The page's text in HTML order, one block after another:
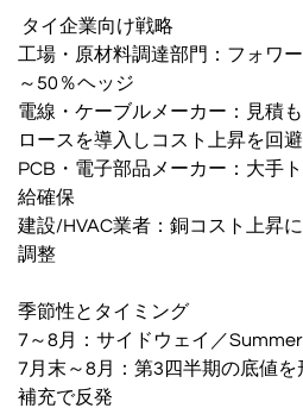
️ タイ企業向け戦略
工場・原材料調達部門：フォワ
～50％ヘッジ
電線・ケーブルメーカー：見積
ロースを導入しコスト上昇を回避
PCB・電子部品メーカー：大手
給確保
建設/HVAC業者：銅コスト上昇
調整
季節性とタイミング
7～8月：サイドウェイ／
7月末～8月：第3四半期の底値
補充で反発